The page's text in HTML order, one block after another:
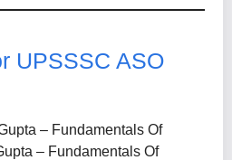
UPSSSC ASO
– Fundamentals Of
– Fundamentals Of